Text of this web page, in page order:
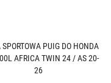
SPORTOWA PUIG DO HONDA
AFRICA TWIN 24 / AS 20-
26